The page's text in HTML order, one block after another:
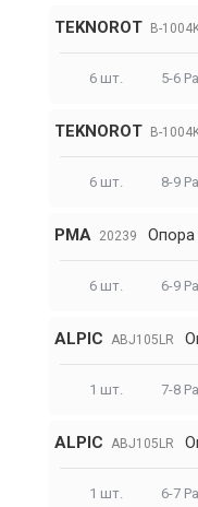
TEKNOROT B-
6 шт. 5-6
TEKNOROT B-
6 шт. 8-9
PMA 20239 Опора
6 шт. 6-9
ALPIC ABJ105LR
1 шт. 7-8
ALPIC ABJ105LR
1 шт. 6-7